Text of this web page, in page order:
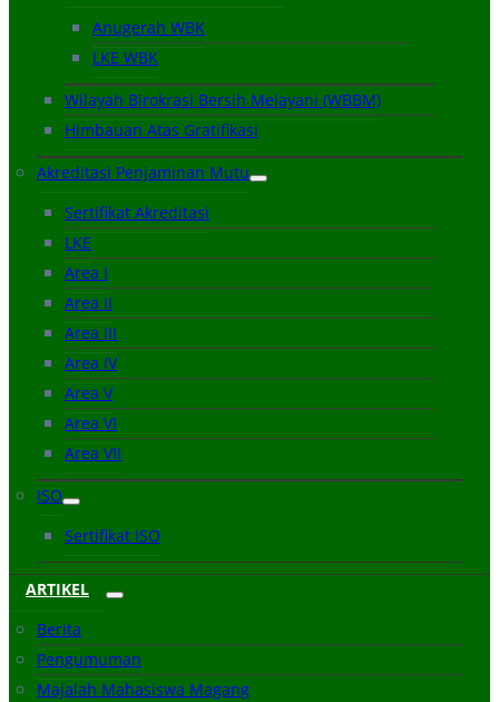
Anugerah WBK
LKE WBK
Wilayah Birokrasi Bersih Melayani (WBBM)
Himbauan Atas Gratifikasi
Akreditasi Penjaminan Mutu
Sertifikat Akreditasi
LKE
Area I
Area II
Area III
Area IV
Area V
Area VI
Area VII
ISO
Sertifikat ISO
ARTIKEL
Berita
Pengumuman
Majalah Mahasiswa Magang